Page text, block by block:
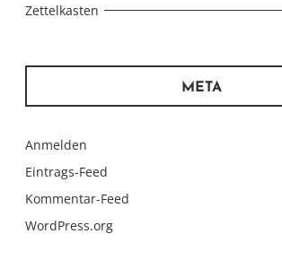
Zettelkasten
META
Anmelden
Eintrags-Feed
Kommentar-Feed
WordPress.org